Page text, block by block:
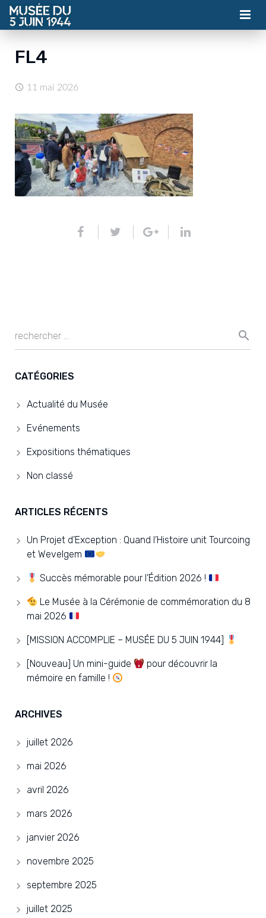
VISITES
CONTACT
FL4
11 mai 2026
CATÉGORIES
Actualité du Musée
Evénements
Expositions thématiques
Non classé
ARTICLES RÉCENTS
Un Projet d’Exception : Quand l’Histoire unit Tourcoing
et Wevelgem
Succès mémorable pour l’Édition 2026 !
Le Musée à la Cérémonie de commémoration du 8
mai 2026
[MISSION ACCOMPLIE – MUSÉE DU 5 JUIN 1944]
[Nouveau] Un mini-guide
pour découvrir la
mémoire en famille !
ARCHIVES
juillet 2026
mai 2026
avril 2026
mars 2026
janvier 2026
novembre 2025
septembre 2025
juillet 2025